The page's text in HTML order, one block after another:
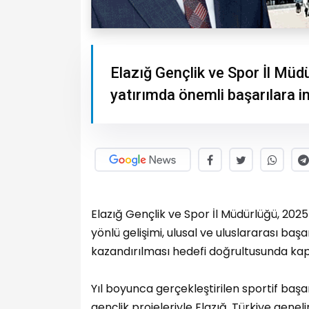
Elazığ Gençlik ve Spor İl
yatırımda önemli başarılara
Elazığ Gençlik ve Spor İl Müdürlüğü,
yönlü gelişimi, ulusal ve uluslararası
kazandırılması hedefi doğrultusunda
Yıl boyunca gerçekleştirilen sportif